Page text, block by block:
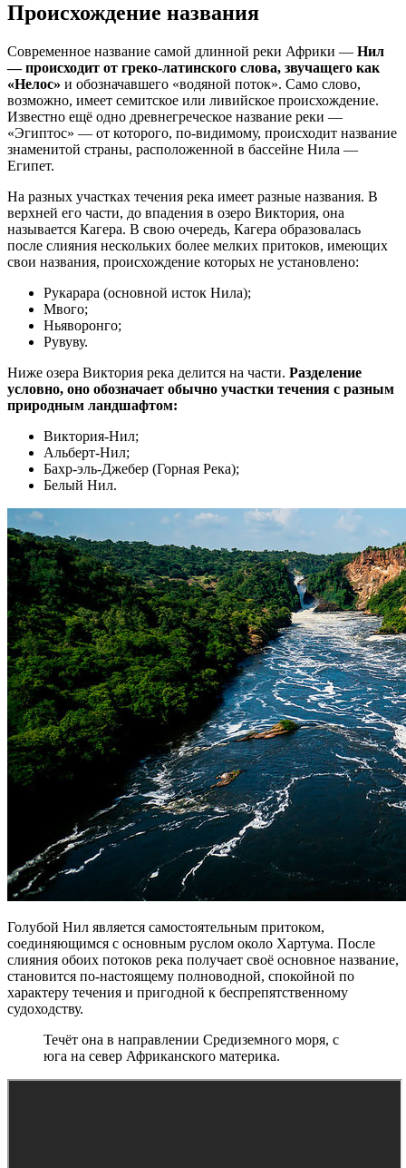
Происхождение названия
Современное название самой длинной реки Африки — Нил
— происходит от греко-латинского слова, звучащего как
«Нелос» и обозначавшего «водяной поток». Само слово,
возможно, имеет семитское или ливийское происхождение.
Известно ещё одно древнегреческое название реки —
«Эгиптос» — от которого, по-видимому, происходит название
знаменитой страны, расположенной в бассейне Нила —
Египет.
На разных участках течения река имеет разные названия. В
верхней его части, до впадения в озеро Виктория, она
называется Кагера. В свою очередь, Кагера образовалась
после слияния нескольких более мелких притоков, имеющих
свои названия, происхождение которых не установлено:
Рукарара (основной исток Нила);
Мвого;
Ньяворонго;
Рувуву.
Ниже озера Виктория река делится на части. Разделение
условно, оно обозначает обычно участки течения с разным
природным ландшафтом:
Виктория-Нил;
Альберт-Нил;
Бахр-эль-Джебер (Горная Река);
Белый Нил.
Голубой Нил является самостоятельным притоком,
соединяющимся с основным руслом около Хартума. После
слияния обоих потоков река получает своё основное название,
становится по-настоящему полноводной, спокойной по
характеру течения и пригодной к беспрепятственному
судоходству.
Течёт она в направлении Средиземного моря, с
юга на север Африканского материка.